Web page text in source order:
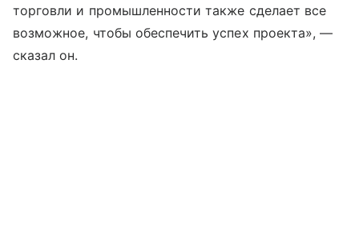
торговли и промышленности также сделает все
возможное, чтобы обеспечить успех проекта», —
сказал он.